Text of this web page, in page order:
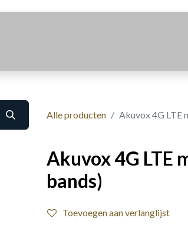
Alle producten Akuvox 4G LTE
Akuvox 4G LTE
bands)
Toevoegen aan verlanglijst